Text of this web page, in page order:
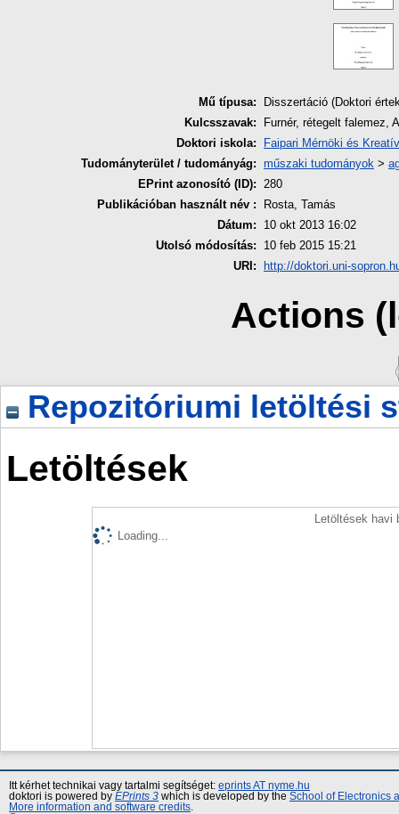
Mű típusa:
Disszertáció (Doktori
Kulcsszavak:
Furnér, rétegelt falemez,
Doktori iskola:
Faipari Mérnöki és
Tudományterület / tudományág: műszaki tudományok >
EPrint azonosító (ID): 280
Publikációban használt név :
Rosta, Tamás
Dátum:
10 okt 2013 16:02
Utolsó módosítás:
10 feb 2015 15:21
URI:
http://doktori.uni-
Actions
Repozitóriumi letöltési
Letöltések
Letöltések
Loading...
Itt kérhet technikai vagy tartalmi segítséget: eprints AT nyme.hu
doktori is powered by EPrints 3 which is developed by the School of Electronics
More information and software credits